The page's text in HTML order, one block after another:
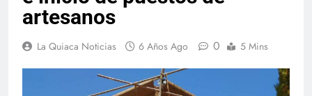
artesanos
La Quiaca Noticias 6 Años Ago 0 5 Mins